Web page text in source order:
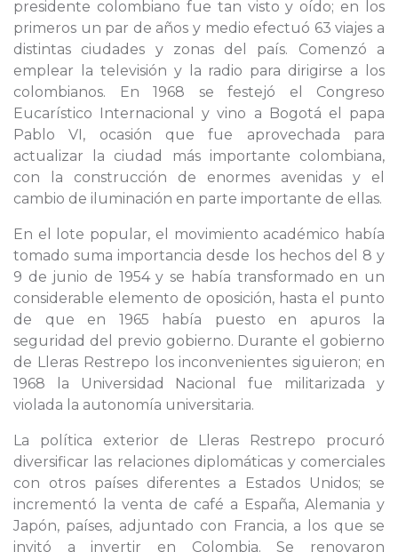
presidente colombiano fue tan visto y oído; en los
primeros un par de años y medio efectuó 63 viajes a
distintas ciudades y zonas del país. Comenzó a
emplear la televisión y la radio para dirigirse a los
colombianos. En 1968 se festejó el Congreso
Eucarístico Internacional y vino a Bogotá el papa
Pablo VI, ocasión que fue aprovechada para
actualizar la ciudad más importante colombiana,
con la construcción de enormes avenidas y el
cambio de iluminación en parte importante de ellas.
En el lote popular, el movimiento académico había
tomado suma importancia desde los hechos del 8 y
9 de junio de 1954 y se había transformado en un
considerable elemento de oposición, hasta el punto
de que en 1965 había puesto en apuros la
seguridad del previo gobierno. Durante el gobierno
de Lleras Restrepo los inconvenientes siguieron; en
1968 la Universidad Nacional fue militarizada y
violada la autonomía universitaria.
La política exterior de Lleras Restrepo procuró
diversificar las relaciones diplomáticas y comerciales
con otros países diferentes a Estados Unidos; se
incrementó la venta de café a España, Alemania y
Japón, países, adjuntado con Francia, a los que se
invitó a invertir en Colombia. Se renovaron